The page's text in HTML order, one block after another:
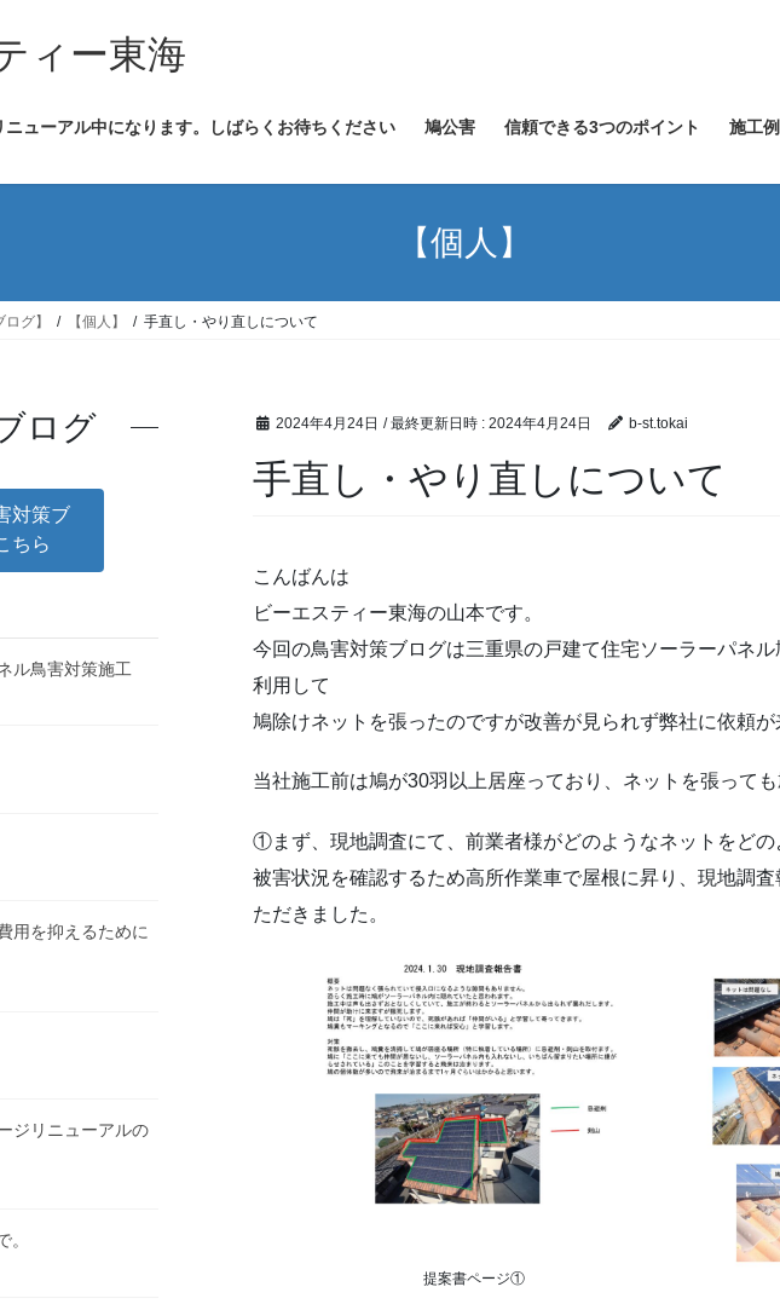
ィー東海
ューアル中になります。しばらくお待ちください 鳩公害 信頼できる3つのポイント 施工例
【個人】
グ】 【個人】 手直し・やり直しについて
2024年4月24日 / 最終更新日時 : 2024年4月24日 b-st.tokai
手直し・やり直しについて
こんばんは
ビーエスティー東海の山本です。
今回の鳥害対策ブログは三重県の戸建て住宅ソーラーパネ
利用して
鳩除けネットを張ったのですが改善が見られず弊社に依頼が
当社施工前は鳩が30羽以上居座っており、ネットを張って
①まず、現地調査にて、前業者様がどのようなネットをど
被害状況を確認するため高所作業車で屋根に昇り、現地調
ただきました。
提案書ページ①
ログ
対策ブ
ちら
ル鳥害対策施工
用を抑えるために
ジリニューアルの
。